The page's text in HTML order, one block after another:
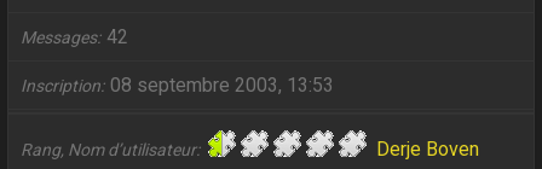
Messages 42
Inscription 08 septembre 2003, 13:53
Rang, Nom d’utilisateur Derje Boven